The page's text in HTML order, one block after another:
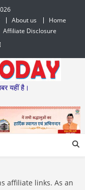
About us
Home
Affiliate Disclosure
यहीं है।
affiliate links. As an